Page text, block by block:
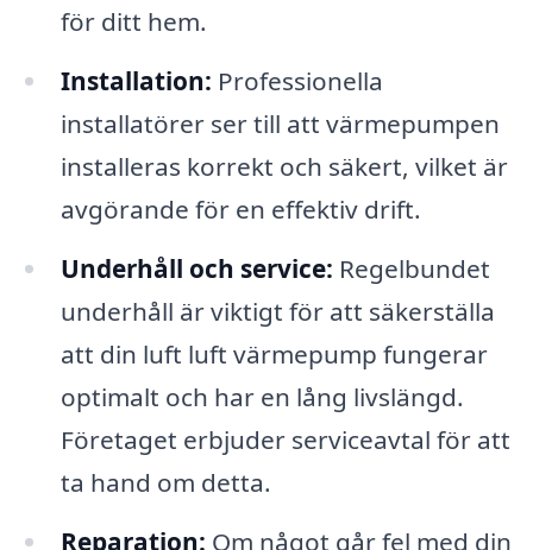
för ditt hem.
Installation: Professionella
installatörer ser till att värmepumpen
installeras korrekt och säkert, vilket är
avgörande för en effektiv drift.
Underhåll och service: Regelbundet
underhåll är viktigt för att säkerställa
att din luft luft värmepump fungerar
optimalt och har en lång livslängd.
Företaget erbjuder serviceavtal för att
ta hand om detta.
Reparation: Om något går fel med din